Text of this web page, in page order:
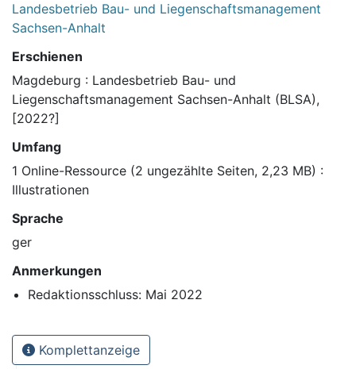
Landesbetrieb Bau- und Liegenschaftsmanagement
Sachsen-Anhalt
Erschienen
Magdeburg : Landesbetrieb Bau- und
Liegenschaftsmanagement Sachsen-Anhalt (BLSA),
[2022?]
Umfang
1 Online-Ressource (2 ungezählte Seiten, 2,23 MB) :
Illustrationen
Sprache
ger
Anmerkungen
Redaktionsschluss: Mai 2022
Komplettanzeige